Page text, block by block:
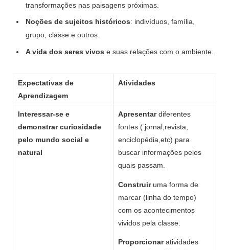
transformações nas paisagens próximas.
Noções de sujeitos históricos: indivíduos, família,
grupo, classe e outros.
A vida dos seres vivos e suas relações com o ambiente.
Expectativas de
Aprendizagem
Atividades
Interessar-se e
demonstrar curiosidade
pelo mundo social e
natural
Apresentardiferentes
fontes ( jornal,revista,
enciclopédia,etc) para
buscar informações pelos
quais passam.
Construiruma forma de
marcar (linha do tempo)
com os acontecimentos
vividos pela classe.
Proporcionaratividades